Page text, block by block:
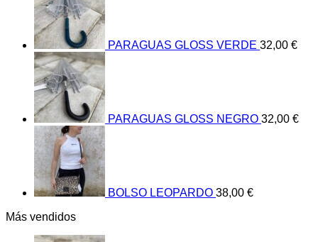
PARAGUAS GLOSS VERDE 32,00 €
PARAGUAS GLOSS NEGRO 32,00 €
BOLSO LEOPARDO 38,00 €
Más vendidos